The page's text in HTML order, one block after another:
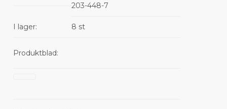
203-448-7
I lager: 8 st
Produktblad: